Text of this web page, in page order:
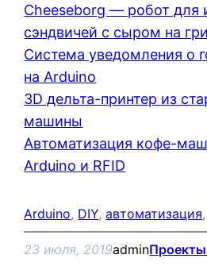
Cheeseborg — робот для
сэндвичей с сыром на
Система уведомления о
на Arduino
3D дельта-принтер из
машины
Автоматизация кофе-
Arduino и RFID
Arduino, DIY, автоматизация,
23 июля, 2019admin